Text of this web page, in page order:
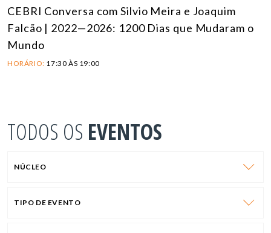
CEBRI Conversa com Silvio Meira e Joaquim
Falcão | 2022—2026: 1200 Dias que Mudaram o
Mundo
HORÁRIO: 17:30 ÀS 19:00
TODOS OS EVENTOS
NÚCLEO
TIPO DE EVENTO